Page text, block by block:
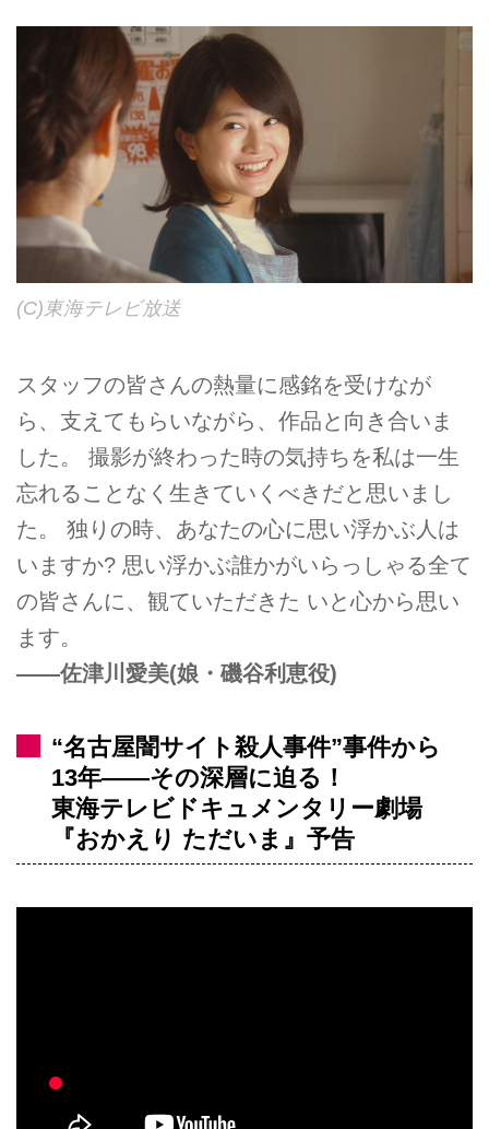
(C)東海テレビ放送
スタッフの皆さんの熱量に感銘を受けなが
ら、支えてもらいながら、作品と向き合いま
した。 撮影が終わった時の気持ちを私は一生
忘れることなく生きていくべきだと思いまし
た。 独りの時、あなたの心に思い浮かぶ人は
いますか? 思い浮かぶ誰かがいらっしゃる全て
の皆さんに、観ていただきた いと心から思い
ます。
――佐津川愛美(娘・磯谷利恵役)
“名古屋闇サイト殺人事件”事件から
13年――その深層に迫る！
東海テレビドキュメンタリー劇場
『おかえり ただいま』予告